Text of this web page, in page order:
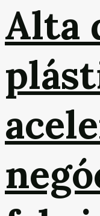
Alta